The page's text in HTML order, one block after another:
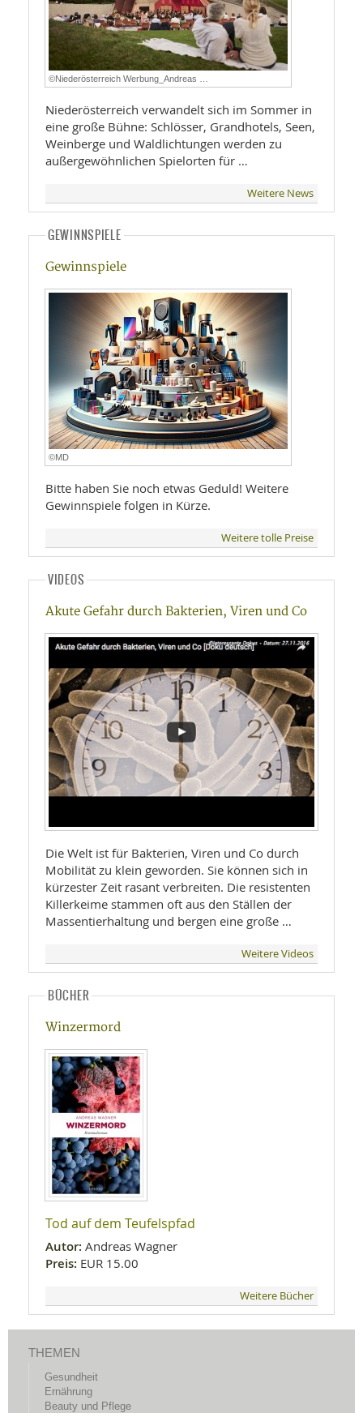
©Niederösterreich Werbung_Andreas …
Niederösterreich verwandelt sich im Sommer in
eine große Bühne: Schlösser, Grandhotels, Seen,
Weinberge und Waldlichtungen werden zu
außergewöhnlichen Spielorten für …
Weitere News
GEWINNSPIELE
Gewinnspiele
©MD
Bitte haben Sie noch etwas Geduld! Weitere
Gewinnspiele folgen in Kürze.
Weitere tolle Preise
VIDEOS
Akute Gefahr durch Bakterien, Viren und Co
Die Welt ist für Bakterien, Viren und Co durch
Mobilität zu klein geworden. Sie können sich in
kürzester Zeit rasant verbreiten. Die resistenten
Killerkeime stammen oft aus den Ställen der
Massentierhaltung und bergen eine große …
Weitere Videos
BÜCHER
Winzermord
Tod auf dem Teufelspfad
Autor: Andreas Wagner
Preis: EUR 15.00
Weitere Bücher
THEMEN
Gesundheit
Ernährung
Beauty und Pflege